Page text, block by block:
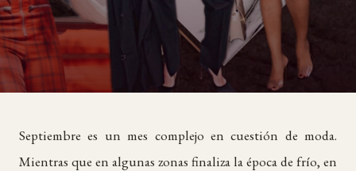
Septiembre es un mes complejo en cuestión de moda.
Mientras que en algunas zonas finaliza la época de frío, en